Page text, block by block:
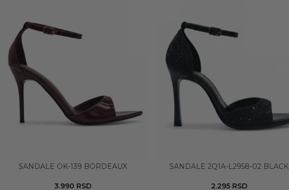
SANDALE OK-139 BORDEAUX
3.990 RSD
SANDALE 2Q1A-L2958-02 BLACK
2.295 RSD